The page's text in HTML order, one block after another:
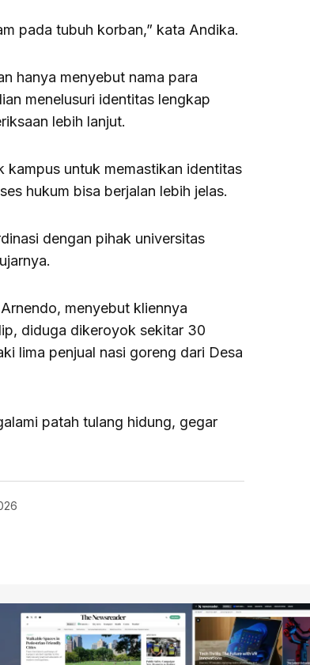
pada tubuh korban,” kata Andika.
hanya menyebut nama para
menelusuri identitas lengkap
lebih lanjut.
kampus untuk memastikan identitas
hukum bisa berjalan lebih jelas.
dengan pihak universitas
menyebut kliennya
diduga dikeroyok sekitar 30
lima penjual nasi goreng dari Desa
patah tulang hidung, gegar